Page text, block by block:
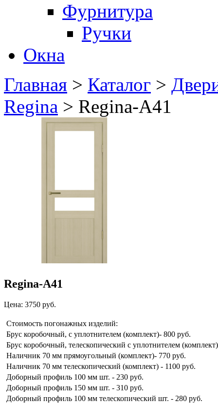
Фурнитура
Ручки
Окна
Главная > Каталог >
Regina > Regina-A41
Regina-A41
Цена: 3750 руб.
Стоимость погонажных изделий:
Брус коробочный, с уплотнителем (комплект)- 800 руб.
Брус коробочный, телескопический с уплотнителем
Наличник 70 мм прямоугольный (комплект)- 770 руб.
Наличник 70 мм телескопический (комплект) - 1100 руб.
Доборный профиль 100 мм шт. - 230 руб.
Доборный профиль 150 мм шт. - 310 руб.
Доборный профиль 100 мм телескопический шт. - 280 руб.